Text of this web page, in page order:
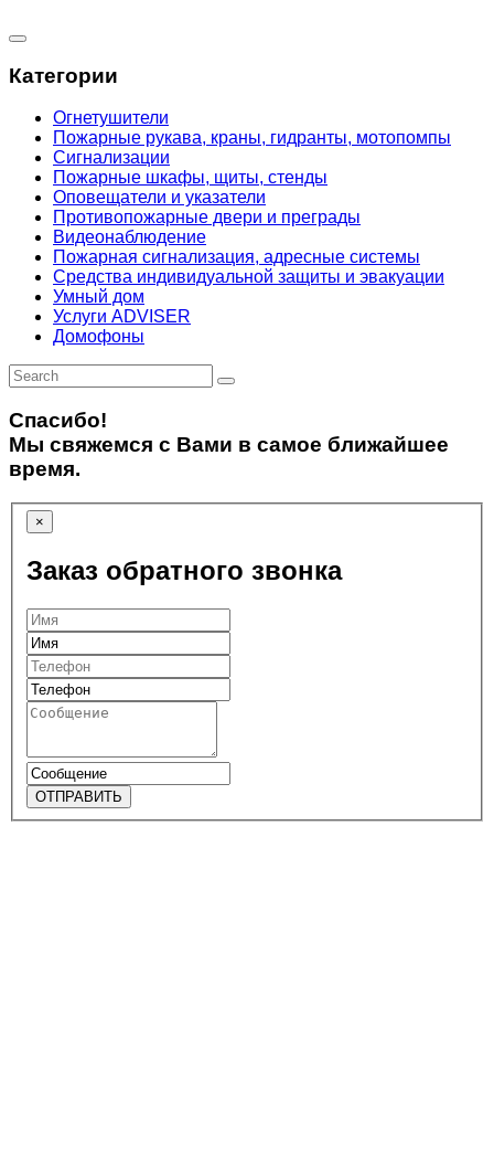
Категории
Огнетушители
Пожарные рукава, краны, гидранты, мотопомпы
Сигнализации
Пожарные шкафы, щиты, стенды
Оповещатели и указатели
Противопожарные двери и преграды
Видеонаблюдение
Пожарная сигнализация, адресные системы
Средства индивидуальной защиты и эвакуации
Умный дом
Услуги ADVISER
Домофоны
Спасибо!
Мы свяжемся с Вами в самое ближайшее
время.
×
Заказ обратного звонка
ОТПРАВИТЬ